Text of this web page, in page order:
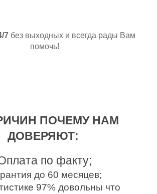
7без выходных и всегда рады Вам
помочь!
ПОЧЕМУ НАМ
ДОВЕРЯЮТ:
по факту;
до 60 месяцев;
97% довольны что